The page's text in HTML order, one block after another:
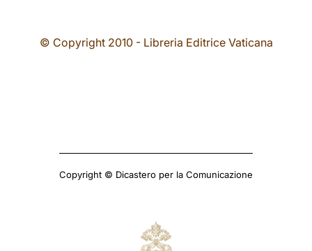
© Copyright 2010 - Libreria Editrice Vaticana
Copyright © Dicastero per la Comunicazione